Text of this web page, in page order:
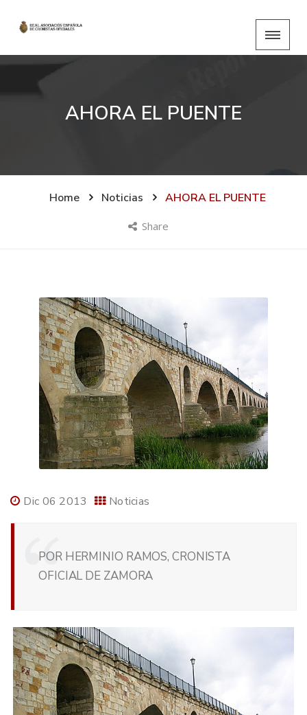
AHORA EL PUENTE
Home Noticias AHORA EL PUENTE
Share
Dic 06 2013 Noticias
POR HERMINIO RAMOS, CRONISTA
OFICIAL DE ZAMORA